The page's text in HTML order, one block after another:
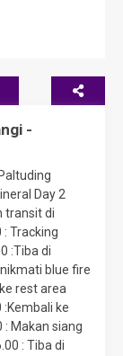
-
Day 2
transit di
: Tracking
:Tiba di
blue fire
rest area
:Kembali ke
: Makan siang
: Tiba di